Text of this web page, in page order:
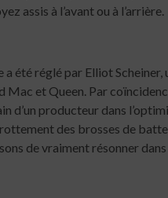
assis à l’avant ou à l’arrière.
été réglé par Elliot
et Queen. Par
d’un producteur dans
des brosses de
de vraiment résonner